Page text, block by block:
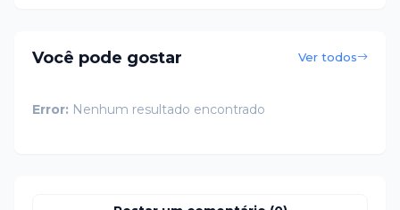
Você pode gostar Ver todos
Error: Nenhum resultado encontrado